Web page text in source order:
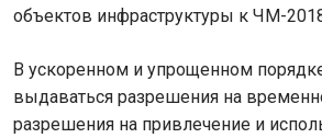
объектов инфраструктуры к ЧМ-
В ускоренном и упрощенном
выдаваться разрешения на
разрешения на привлечение и